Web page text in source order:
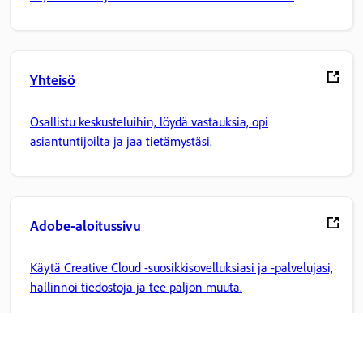
Yhteisö
Osallistu keskusteluihin, löydä vastauksia, opi
asiantuntijoilta ja jaa tietämystäsi.
Adobe-aloitussivu
Käytä Creative Cloud -suosikkisovelluksiasi ja -palvelujasi,
hallinnoi tiedostoja ja tee paljon muuta.